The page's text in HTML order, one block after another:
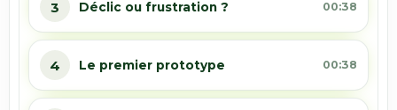
3 Déclic ou frustration ? 00:38
4 Le premier prototype 00:38